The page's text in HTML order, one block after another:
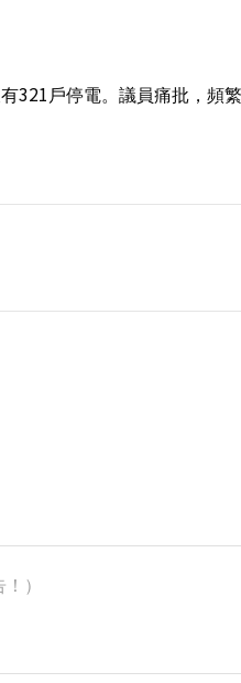
戶停電。議員痛批，頻
）